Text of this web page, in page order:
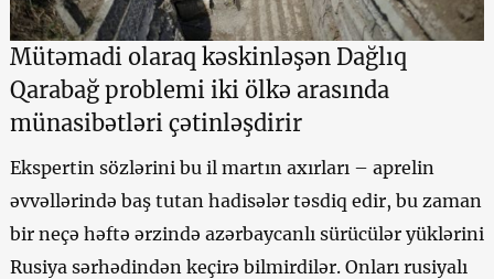
Mütəmadi olaraq kəskinləşən Dağlıq
Qarabağ problemi iki ölkə arasında
münasibətləri çətinləşdirir
Ekspertin sözlərini bu il martın axırları – aprelin
əvvəllərində baş tutan hadisələr təsdiq edir, bu zaman
bir neçə həftə ərzində azərbaycanlı sürücülər yüklərini
Rusiya sərhədindən keçirə bilmirdilər. Onları rusiyalı